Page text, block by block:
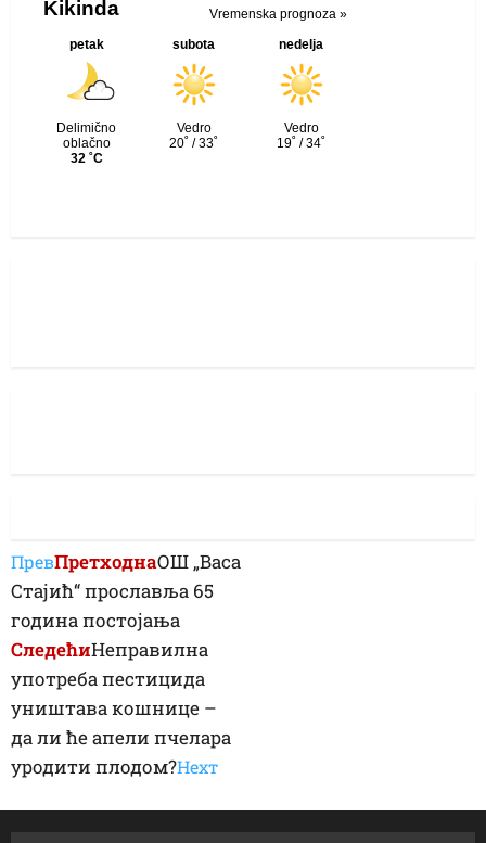
ПревПретходнаОШ „Васа
Стајић“ прославља 65
година постојања
СледећиНеправилна
употреба пестицида
уништава кошнице –
да ли ће апели пчелара
уродити плодом?Неxт